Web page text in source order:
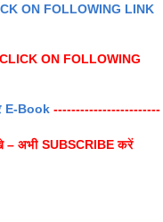
CLICK ON FOLLOWING
------------------------
– अभी SUBSCRIBE करें